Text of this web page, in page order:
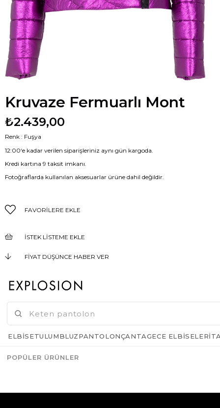
Kruvaze Fermuarlı Mont
₺2.439,00
Renk : Fuşya
12:00‘e kadar verilen siparişleriniz aynı gün kargoda.
Kredi kartına 9 taksit imkanı.
Fotoğraflarda kullanılan aksesuarlar ürüne dahil değildir.
FAVORILERE EKLE
İSTEK LISTEME EKLE
FIYAT DÜŞÜNCE HABER VER
ELBISETULUMBLUZPANTOLONÇANTAGECE ELBISELERI
POPÜLER ÜRÜNLER